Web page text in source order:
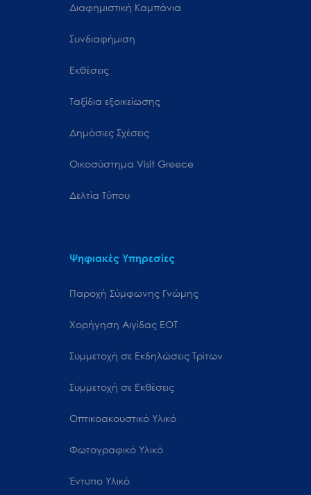
Διαφημιστική Καμπάνια
Συνδιαφήμιση
Εκθέσεις
Ταξίδια εξοικείωσης
Δημόσιες Σχέσεις
Oικοσύστημα Visit Greece
Δελτία Τύπου
Ψηφιακές Υπηρεσίες
Παροχή Σύμφωνης Γνώμης
Χορήγηση Αιγίδας ΕΟΤ
Συμμετοχή σε Εκδηλώσεις Τρίτων
Συμμετοχή σε Εκθέσεις
Οπτικοακουστικό Υλικό
Φωτογραφικό Υλικό
Έντυπο Υλικό